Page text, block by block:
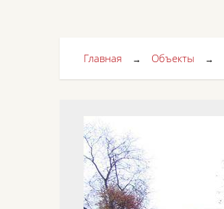
Главная → Объекты →